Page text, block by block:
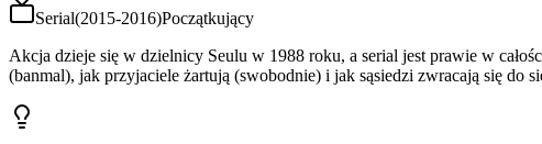
Serial(2015-2016)Początkujący
Akcja dzieje się w dzielnicy Seulu w 1988 roku, a serial jest prawie w
(banmal), jak przyjaciele żartują (swobodnie) i jak sąsiedzi zwracają się do